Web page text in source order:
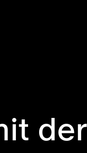
der